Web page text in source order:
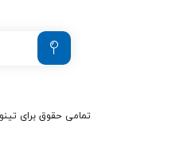
تمامی حقوق برای